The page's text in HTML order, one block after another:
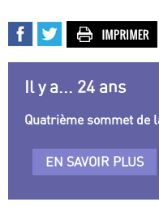
Il y a... 24 ans
Quatrième sommet de
EN SAVOIR PLUS